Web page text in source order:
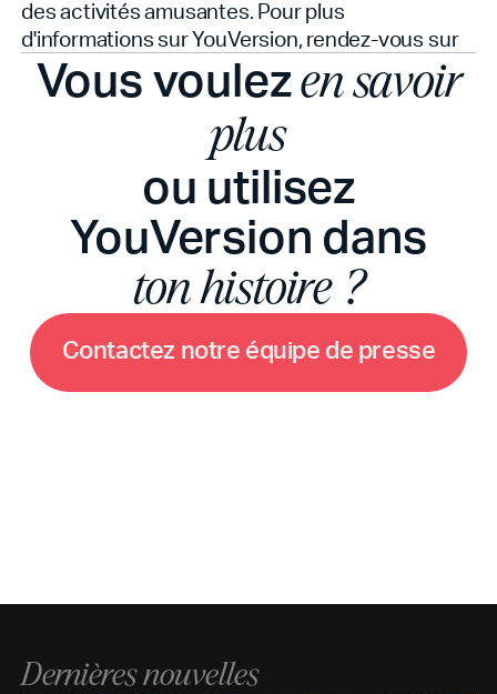
des activités amusantes. Pour plus
d'informations sur YouVersion, rendez-vous sur
Vous voulezen savoir
plus
ou utilisez
YouVersion dans
ton histoire ?
Contactez notre équipe de presse
Dernières nouvelles